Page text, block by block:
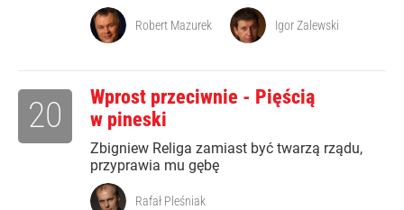
Robert Mazurek Igor Zalewski
Wprost przeciwnie - Pięścią
w pineski
Zbigniew Religa zamiast być twarzą rządu,
przyprawia mu gębę
20
Rafał Pleśniak